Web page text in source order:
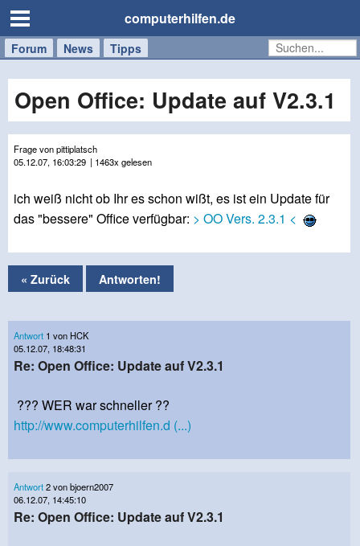
computerhilfen.de
Forum News Tipps
Handy
Tablet
Windows
Mac
Open Office: Update auf V2.3.1
Frage von pittiplatsch
05.12.07, 16:03:29 | 1463x gelesen
ich weiß nicht ob Ihr es schon wißt, es ist ein Update für
das "bessere" Office verfügbar: > OO Vers. 2.3.1 <
« Zurück Antworten!
Antwort 1 von HCK
05.12.07, 18:48:31
Re: Open Office: Update auf V2.3.1
??? WER war schneller ??
http://www.computerhilfen.d (...)
Antwort2 von bjoern2007
06.12.07, 14:45:10
Re: Open Office: Update auf V2.3.1